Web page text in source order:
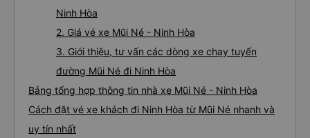
Ninh Hòa
2. Giá vé xe Mũi Né - Ninh Hòa
3. Giới thiệu, tư vấn các dòng xe chạy tuyến
đường Mũi Né đi Ninh Hòa
Bảng tổng hợp thông tin nhà xe Mũi Né - Ninh Hòa
Cách đặt vé xe khách đi Ninh Hòa từ Mũi Né nhanh và
uy tín nhất